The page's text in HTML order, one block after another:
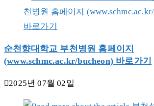
순천향대학교 부천병원 홈페이지
(www.schmc.ac.kr/bucheon) 바로가기
2025년 07월 02일